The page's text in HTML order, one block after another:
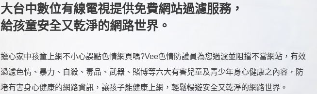
大台中數位有線電視提供免費網站過濾服務，
給孩童安全又乾淨的網路世界。
擔心家中孩童上網不小心誤點色情網頁嗎?Vee色情防護員為您過濾並阻擋不當網站，有效
過濾色情、暴力、自殺、毒品、武器、賭博等六大有害兒童及青少年身心健康之內容，防
堵有害身心健康的網路資訊，讓孩子能健康上網，輕鬆暢遊安全又乾淨的網路世界。